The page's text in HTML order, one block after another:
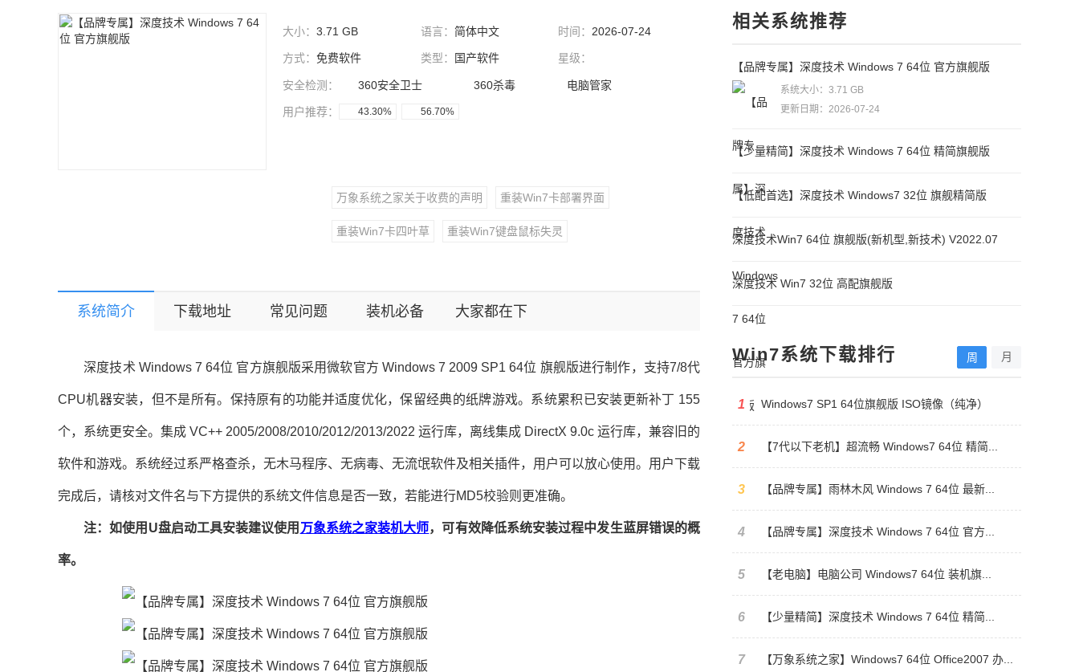
大小： 3.71 GB 语言： 简体中文 时间： 2026-07-24
方式： 免费软件 类型： 国产软件 星级：
安全检测： 360安全卫士 360杀毒 电脑管家
用户推荐： 43.30% 56.70%
万象系统之家关于收费的声明 重装Win7卡部署界面
重装Win7卡四叶草 重装Win7键盘鼠标失灵
系统简介 下载地址 常见问题 装机必备 大家都在下
深度技术 Windows 7 64位 官方旗舰版采用微软官方 Windows 7 2009 SP1 64位 旗舰版进行制作，支持7/8代
CPU机器安装，但不是所有。保持原有的功能并适度优化，保留经典的纸牌游戏。系统累积已安装更新补丁 155
个，系统更安全。集成 VC++ 2005/2008/2010/2012/2013/2022 运行库，离线集成 DirectX 9.0c 运行库，兼容旧的
软件和游戏。系统经过系严格查杀，无木马程序、无病毒、无流氓软件及相关插件，用户可以放心使用。用户下载
完成后，请核对文件名与下方提供的系统文件信息是否一致，若能进行MD5校验则更准确。
注：如使用U盘启动工具安装建议使用 万象系统之家装机大师，可有效降低系统安装过程中发生蓝屏错误的概
率。
相关系统推荐
【品牌专属】深度技术 Windows 7 64位 官方旗舰版
系统大小：3.71 GB
更新日期：2026-07-24
【少量精简】深度技术 Windows 7 64位 精简旗舰版
【低配首选】深度技术 Windows7 32位 旗舰精简版
深度技术Win7 64位 旗舰版(新机型,新技术) V2022.07
深度技术 Win7 32位 高配旗舰版
Win7系统下载排行 周 月
1 Windows7 SP1 64位旗舰版 ISO镜像（纯净）
2 【7代以下老机】超流畅 Windows7 64位 精简...
3 【品牌专属】雨林木风 Windows 7 64位 最新...
4 【品牌专属】深度技术 Windows 7 64位 官方...
5 【老电脑】电脑公司 Windows7 64位 装机旗...
6 【少量精简】深度技术 Windows 7 64位 精简...
7 【万象系统之家】Windows7 64位 Office2007 办...